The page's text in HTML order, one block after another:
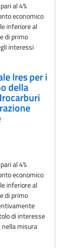
al 4%
economico
inferiore al
di primo
interessi
Ires per i
della
al 4%
economico
inferiore al
di primo
di interesse
nella misura